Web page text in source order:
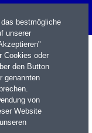
bestmögliche
unserer
Cookies oder
den Button
genannten
von
Website